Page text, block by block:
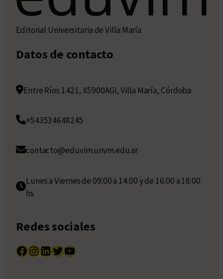
Editorial Universitaria de Villa María
Datos de contacto
Entre Ríos 1421, X5900AGI, Villa María, Córdoba
+543534648245
contacto@eduvim.unvm.edu.ar
Lunes a Viernes de 09:00 a 14:00 y de 16:00 a 18:00
hs
Redes sociales
Facebook InstagramLinkedIn Twitter YouTube